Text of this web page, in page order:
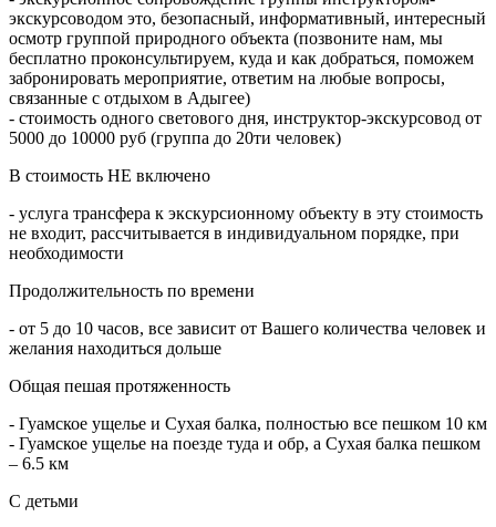
экскурсоводом это, безопасный, информативный, интересный
осмотр группой природного объекта (позвоните нам, мы
бесплатно проконсультируем, куда и как добраться, поможем
забронировать мероприятие, ответим на любые вопросы,
связанные с отдыхом в Адыгее)
- стоимость одного светового дня, инструктор-экскурсовод от
5000 до 10000 руб (группа до 20ти человек)
В стоимость НЕ включено
- услуга трансфера к экскурсионному объекту в эту стоимость
не входит, рассчитывается в индивидуальном порядке, при
необходимости
Продолжительность по времени
- от 5 до 10 часов, все зависит от Вашего количества человек и
желания находиться дольше
Общая пешая протяженность
- Гуамское ущелье и Сухая балка, полностью все пешком 10 км
- Гуамское ущелье на поезде туда и обр, а Сухая балка пешком
– 6.5 км
С детьми